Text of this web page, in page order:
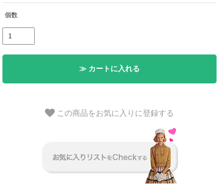
個数
≫ カートに入れる
この商品をお気に入りに登録する